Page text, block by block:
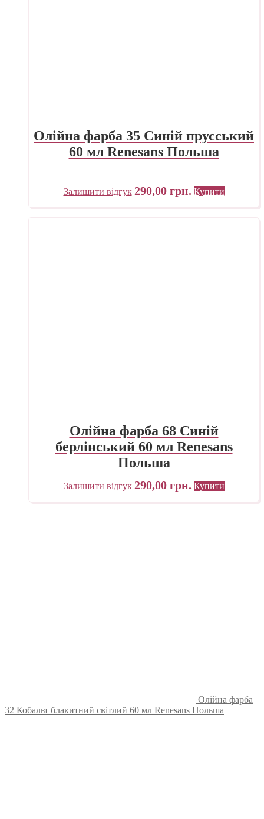
Олійна фарба 35 Синій прусський
60 мл Renesans Польша
Залишити відгук 290,00 грн. Купити
Олійна фарба 68 Синій
берлінський 60 мл Renesans
Польша
Залишити відгук 290,00 грн. Купити
Олійна фарба
32 Кобальт блакитний світлий 60 мл Renesans Польша